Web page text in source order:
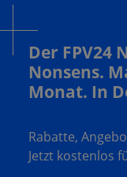
Der FPV24
Nonsens.
Monat. In
Rabatte,
Jetzt kostenlos